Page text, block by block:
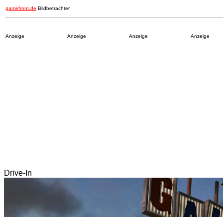
gamefront.de Bildbetrachter
Anzeige Anzeige Anzeige Anzeige
Drive-In